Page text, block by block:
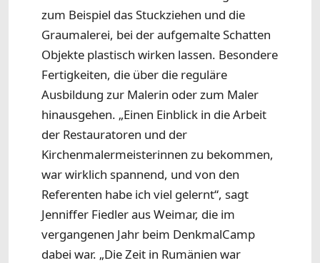
zum Beispiel das Stuckziehen und die
Graumalerei, bei der aufgemalte Schatten
Objekte plastisch wirken lassen. Besondere
Fertigkeiten, die über die reguläre
Ausbildung zur Malerin oder zum Maler
hinausgehen. „Einen Einblick in die Arbeit
der Restauratoren und der
Kirchenmalermeisterinnen zu bekommen,
war wirklich spannend, und von den
Referenten habe ich viel gelernt“, sagt
Jenniffer Fiedler aus Weimar, die im
vergangenen Jahr beim DenkmalCamp
dabei war. „Die Zeit in Rumänien war